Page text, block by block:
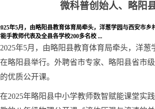
› › ›
微科普创始人、略阳
年5月，由略阳县教育体育局牵头，洋葱学园与西安市
手教师代表及全县各学校200多名校 ...
2025年5月，由略阳县教育体育局牵头，洋
略阳县举行。外聘省市专家、略阳县省市
优质公开课。
在2025年略阳县中小学教师数智赋能课堂实